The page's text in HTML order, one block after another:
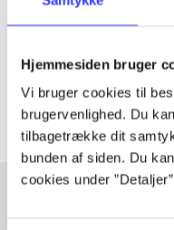
Hjemmesiden bruger
Vi bruger cookies til
brugervenlighed. Du
tilbagetrække dit
bunden af siden. Du
cookies under
lorem ipsum
Artiklerne i handler